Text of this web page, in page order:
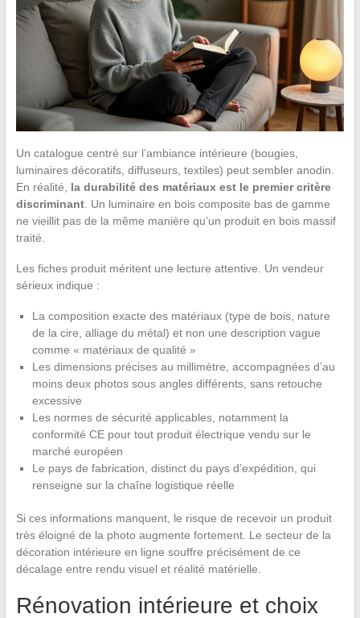
Un catalogue centré sur l’ambiance intérieure (bougies,
luminaires décoratifs, diffuseurs, textiles) peut sembler anodin.
En réalité, la durabilité des matériaux est le premier critère
discriminant. Un luminaire en bois composite bas de gamme
ne vieillit pas de la même manière qu’un produit en bois massif
traité.
Les fiches produit méritent une lecture attentive. Un vendeur
sérieux indique :
La composition exacte des matériaux (type de bois, nature
de la cire, alliage du métal) et non une description vague
comme « matériaux de qualité »
Les dimensions précises au millimètre, accompagnées d’au
moins deux photos sous angles différents, sans retouche
excessive
Les normes de sécurité applicables, notamment la
conformité CE pour tout produit électrique vendu sur le
marché européen
Le pays de fabrication, distinct du pays d’expédition, qui
renseigne sur la chaîne logistique réelle
Si ces informations manquent, le risque de recevoir un produit
très éloigné de la photo augmente fortement. Le secteur de la
décoration intérieure en ligne souffre précisément de ce
décalage entre rendu visuel et réalité matérielle.
Rénovation intérieure et choix